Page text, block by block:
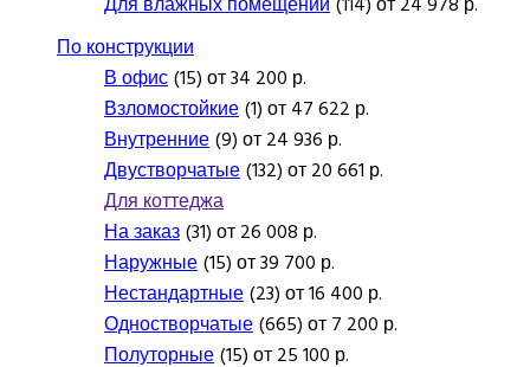
По конструкции
В офис(15) от 34 200 р.
Взломостойкие(1) от 47 622 р.
Внутренние(9) от 24 936 р.
Двустворчатые(132) от 20 661 р.
Для коттеджа
На заказ(31) от 26 008 р.
Наружные(15) от 39 700 р.
Нестандартные(23) от 16 400 р.
Одностворчатые(665) от 7 200 р.
Полуторные(15) от 25 100 р.